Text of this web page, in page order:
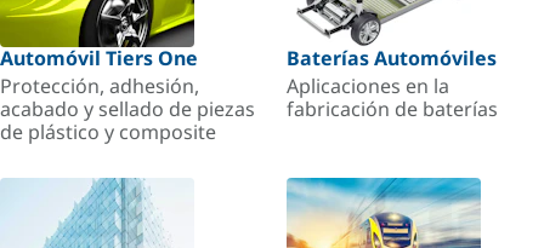
Automóvil Tiers One
Protección, adhesión,
acabado y sellado de piezas
de plástico y composite
Baterías Automóviles
Aplicaciones en la
fabricación de baterías